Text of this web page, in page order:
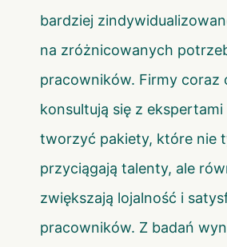
bardziej
na zróżnicowanych
pracowników. Firmy coraz
konsultują się z ekspertami
tworzyć pakiety, które nie
przyciągają talenty, ale
zwiększają lojalność i
pracowników. Z badań